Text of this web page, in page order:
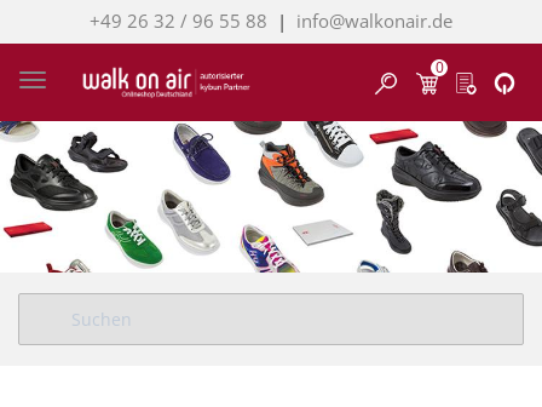
+49 26 32 / 96 55 88 | info@walkonair.de
Toggle navigation Finden
0